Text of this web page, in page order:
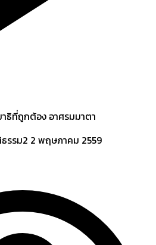
ธิที่ถูกต้อง อาศรมมาตา
รรม2 2 พฤษภาคม 2559